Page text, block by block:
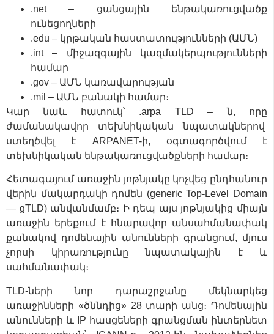
.net – ցանցային ենթակառուցվածք
ունեցողների
.edu – կրթական հաստատությունների (ԱՄՆ)
.int – միջազգային կազմակերպությունների
համար
.gov – ԱՄՆ կառավարության
.mil – ԱՄՆ բանակի համար։
Կար նաև հատուկ՝ .arpa TLD – ն, որը
ժամանակավոր տեխնիկական նպատակներով
ստեղծվել է ARPANET-ի, օգտագործվում է
տեխնիկական ենթակառուցվածքների համար։
Հետագայում առաջին յոթնյակը կոչվեց ընդհանուր
վերին մակարդակի դոմեն (generic Top-Level Domain
— gTLD) անվանմամբ։ Ի դեպ այս յոթնյակից միայն
առաջին երեքում է հնարավոր անսահմանափակ
քանակով դոմենային անունների գրանցում, մյուս
չորսի կիրառությունը նպատակային է և
սահմանափակ։
TLD-ների նոր դարաշրջանը մեկնարկեց
առաջինների «ծննդից» 28 տարի անց։ Դոմենային
անունների և IP հասցեների գրանցման ինտերնետ